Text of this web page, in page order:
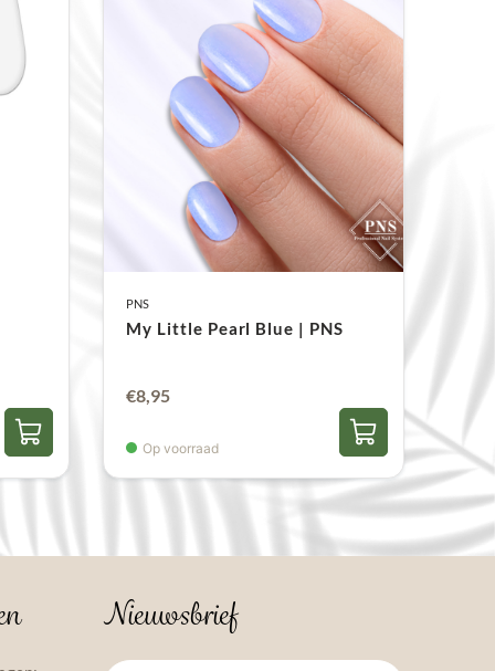
PNS
My Little Pearl Blue | PNS
€8,95
Op voorraad
Nieuwsbrief